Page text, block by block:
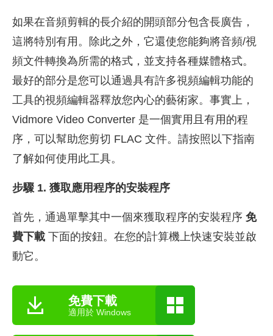
如果在音頻剪輯的長介紹的開頭部分包含長廣告，
這將特別有用。除此之外，它還使您能夠將音頻/視
頻文件轉換為所需的格式，並支持各種媒體格式。
最好的部分是您可以通過具有許多視頻編輯功能的
工具的視頻編輯器釋放您內心的藝術家。事實上，
Vidmore Video Converter 是一個實用且有用的程
序，可以幫助您剪切 FLAC 文件。請按照以下指南
了解如何使用此工具。
步驟 1. 獲取應用程序的安裝程序
首先，通過單擊其中一個來獲取程序的安裝程序 免
費下載 下面的按鈕。在您的計算機上快速安裝並啟
動它。
免費下載
適用於 Windows